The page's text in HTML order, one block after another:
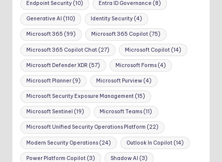
Endpoint Security (10) Entra ID Governance (8)
Generative AI (110) Identity Security(4)
Microsoft 365 (99) Microsoft 365 Copilot(75)
Microsoft 365 Copilot Chat (27) Microsoft Copilot(14)
Microsoft Defender XDR (57) Microsoft Forms(4)
Microsoft Planner (9) Microsoft Purview(4)
Microsoft Security Exposure Management (15)
Microsoft Sentinel (19) Microsoft Teams(11)
Microsoft Unified Security Operations Platform (22)
Modern Security Operations (24) Outlook In Copilot(14)
Power Platform Copilot (3) Shadow AI (3)